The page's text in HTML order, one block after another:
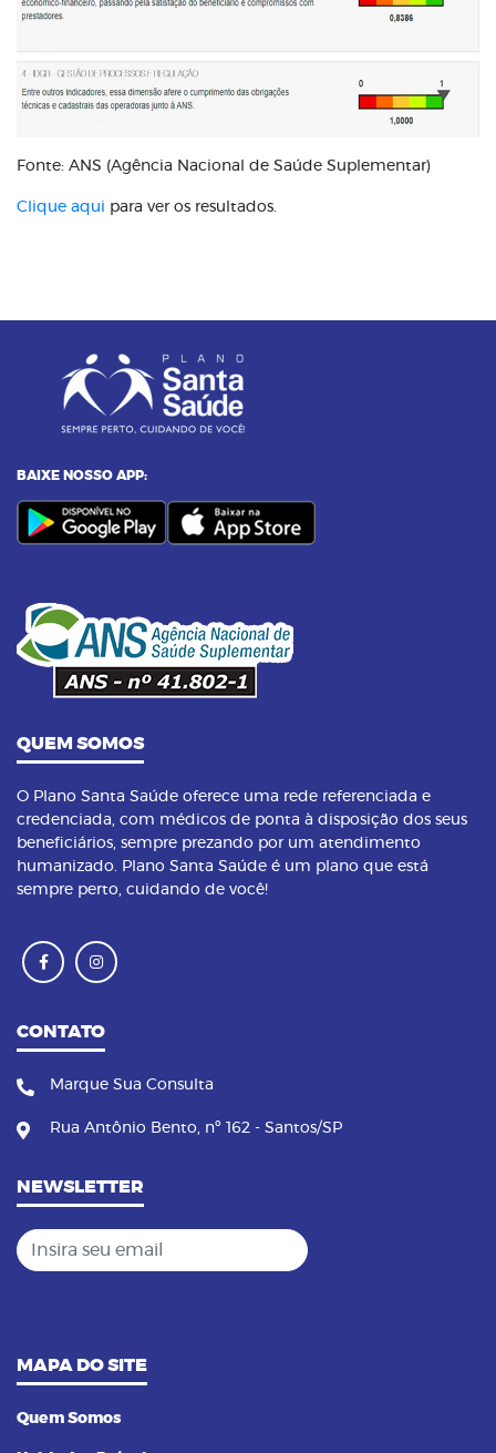
Fonte: ANS (Agência Nacional de Saúde Suplementar)
Clique aqui para ver os resultados.
BAIXE NOSSO APP:
QUEM SOMOS
O Plano Santa Saúde oferece uma rede referenciada e
credenciada, com médicos de ponta à disposição dos seus
beneficiários, sempre prezando por um atendimento
humanizado. Plano Santa Saúde é um plano que está
sempre perto, cuidando de você!
CONTATO
Marque Sua Consulta
Rua Antônio Bento, nº 162 - Santos/SP
NEWSLETTER
Insira seu email
MAPA DO SITE
Quem Somos